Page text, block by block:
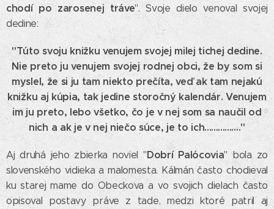
chodí po zarosenej tráve". Svoje dielo venoval svojej
dedine:
"Túto svoju knižku venujem svojej milej tichej dedine.
Nie preto ju venujem svojej rodnej obci, že by som si
myslel, že si ju tam niekto prečíta, veď ak tam nejakú
knižku aj kúpia, tak jedine storočný kalendár. Venujem
im ju preto, lebo všetko, čo je v nej som sa naučil od
nich a ak je v nej niečo súce, je to ich................"
Aj druhá jeho zbierka noviel "Dobrí Palócovia" bola zo
slovenského vidieka a malomesta. Kálmán často chodieval
ku starej mame do Obeckova a vo svojich dielach často
opisoval postavy práve z tade, medzi ktoré patril aj